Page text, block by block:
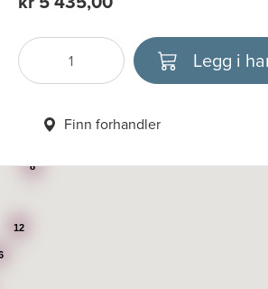
Antall
Velg enhet Legg i
Finn forhandler
8
12